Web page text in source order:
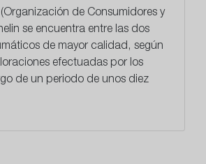
de Consumidores y
se encuentra entre las dos
de mayor calidad, según
efectuadas por los
de un periodo de unos diez